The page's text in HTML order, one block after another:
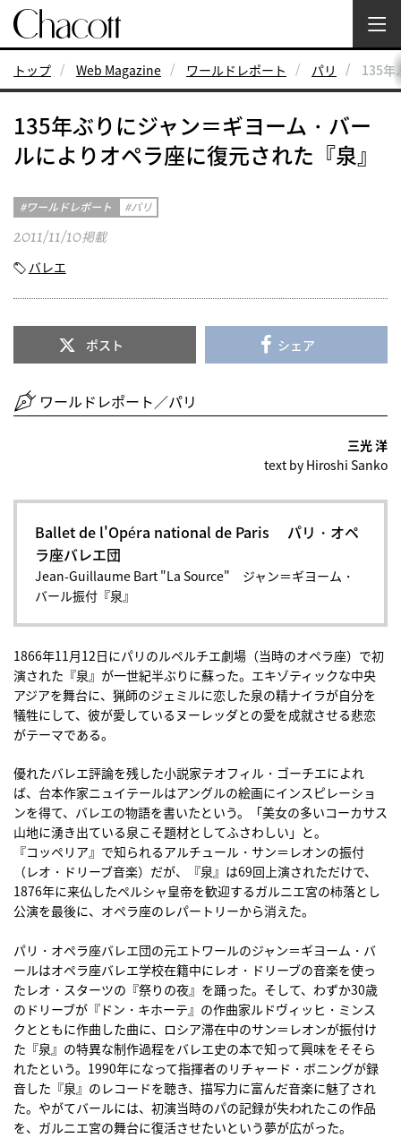
トップ Web Magazine ワールドレポート パリ 135年
135年ぶりにジャン＝ギヨーム・バー
ルによりオペラ座に復元された『泉』
ワールドレポート パリ
2011/11/10掲載
バレエ
ポスト シェア
ワールドレポート／パリ
三光 洋
text by Hiroshi Sanko
Ballet de l'Opéra national de Paris パリ・オペ
ラ座バレエ団
Jean-Guillaume Bart "La Source" ジャン＝ギヨーム・
バール振付『泉』
1866年11月12日にパリのルペルチエ劇場（当時のオペラ座）で初
演された『泉』が一世紀半ぶりに蘇った。エキゾティックな中央
アジアを舞台に、猟師のジェミルに恋した泉の精ナイラが自分を
犠牲にして、彼が愛しているヌーレッダとの愛を成就させる悲恋
がテーマである。
優れたバレエ評論を残した小説家テオフィル・ゴーチエによれ
ば、台本作家ニュイテールはアングルの絵画にインスピレーショ
ンを得て、バレエの物語を書いたという。「美女の多いコーカサス
山地に湧き出ている泉こそ題材としてふさわしい」と。
『コッペリア』で知られるアルチュール・サン＝レオンの振付
（レオ・ドリーブ音楽）だが、『泉』は69回上演されただけで、
1876年に来仏したペルシャ皇帝を歓迎するガルニエ宮の杮落とし
公演を最後に、オペラ座のレパートリーから消えた。
パリ・オペラ座バレエ団の元エトワールのジャン＝ギヨーム・バ
ールはオペラ座バレエ学校在籍中にレオ・ドリーブの音楽を使っ
たレオ・スターツの『祭りの夜』を踊った。そして、わずか30歳
のドリーブが『ドン・キホーテ』の作曲家ルドヴィッヒ・ミンス
クとともに作曲した曲に、ロシア滞在中のサン＝レオンが振付け
た『泉』の特異な制作過程をバレエ史の本で知って興味をそそら
れたという。1990年になって指揮者のリチャード・ボニングが録
音した『泉』のレコードを聴き、描写力に富んだ音楽に魅了され
た。やがてバールには、初演当時のパの記録が失われたこの作品
を、ガルニエ宮の舞台に復活させたいという夢が広がった。